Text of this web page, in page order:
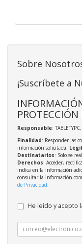
Sobre
¡Suscríbete a
Responsable:
Finalidad: Responder las
información solicitada;
Destinatarios: Solo se
Derechos: Acceder,
indica en la información
consultar la información
de Privacidad
He leído y acepto